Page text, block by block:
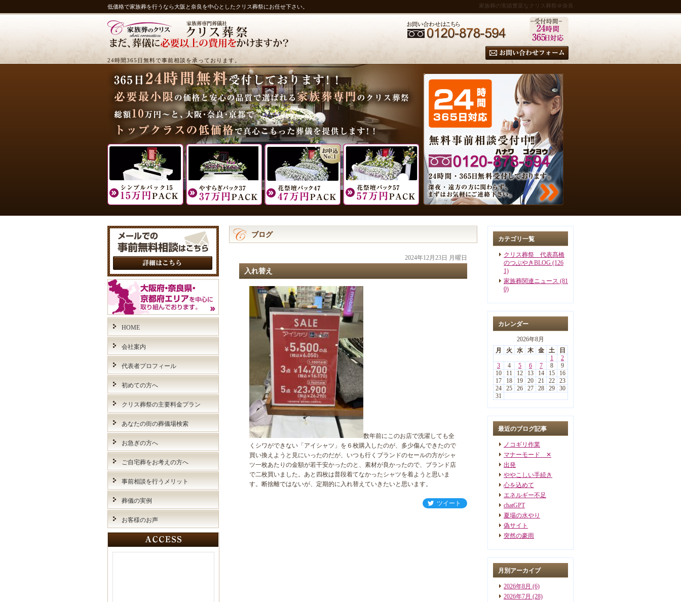
低価格で家族葬を行うなら大阪と奈良を中心としたクリス葬祭にお任せ下さい。 家族葬の実績豊富なクリス葬祭＠奈良
24時間365日無料で事前相談を承っております。
ブログ
2024年12月23日 月曜日
入れ替え
数年前にこのお店で洗濯しても全
くシワができない「アイシャツ」を６枚購入したのが、多少傷んできたので
買い換えようと見にいったのだが、いつも行くブランドのセールの方がシャ
ツ一枚あたりの金額が若干安かったのと、素材が良かったので、ブランド店
で二枚買いました。あと四枚は普段着てなかったシャツを着ようと思いま
す。断捨離ではないが、定期的に入れ替えていきたいと思います。
ツイート
カテゴリ一覧
クリス葬祭 代表髙橋
のつぶやきBLOG (126
1)
家族葬関連ニュース (81
0)
カレンダー
2026年8月
月
火 水 木 金 土
日
1
2
3
4 5 6 7 8
9
10
11 12 13 14 15
16
17
18 19 20 21 22
23
24
25 26 27 28 29
30
31
最近のブログ記事
ノコギリ作業
マナーモード ✕
出発
ややこしい手続き
心を込めて
エネルギー不足
chatGPT
夏場の水やり
偽サイト
突然の豪雨
月別アーカイブ
2026年8月 (6)
2026年7月 (28)
HOME
会社案内
代表者プロフィール
初めての方へ
クリス葬祭の主要料金プラン
あなたの街の葬儀場検索
お急ぎの方へ
ご自宅葬をお考えの方へ
事前相談を行うメリット
葬儀の実例
お客様のお声